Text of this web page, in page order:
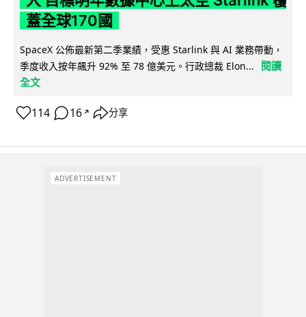
蓋全球170國
SpaceX 公佈最新第二季業績，受惠 Starlink 與 AI 業務帶動，
季度收入按年飆升 92% 至 78 億美元。行政總裁 Elon...
閱讀
全文
114 16 ↗ 分享
ADVERTISEMENT